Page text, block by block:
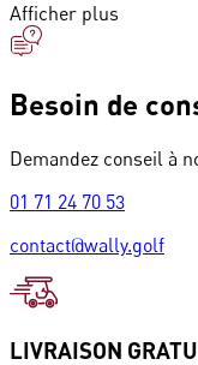
Afficher plus
Besoin de
Demandez conseil à
01 71 24 70 53
contact@wally.golf
LIVRAISON